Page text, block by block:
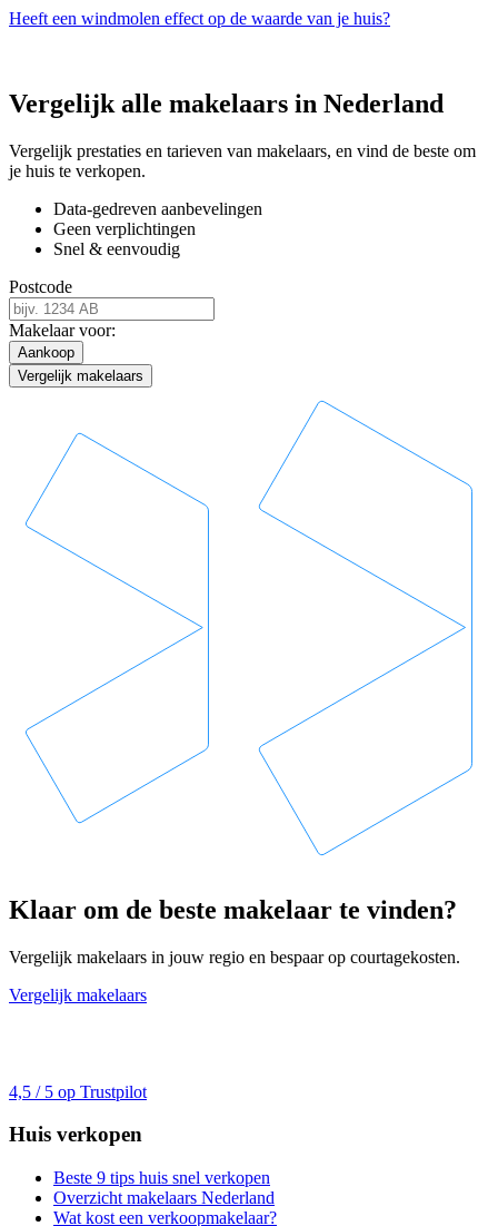
Heeft een windmolen effect op de waarde van je huis?
Vergelijk alle makelaars in Nederland
Vergelijk prestaties en tarieven van makelaars, en vind de beste om
je huis te verkopen.
Data-gedreven aanbevelingen
Geen verplichtingen
Snel & eenvoudig
Postcode
Makelaar voor:
Aankoop
Vergelijk makelaars
Klaar om de beste makelaar te vinden?
Vergelijk makelaars in jouw regio en bespaar op courtagekosten.
Vergelijk makelaars
4,5 / 5 op Trustpilot
Huis verkopen
Beste 9 tips huis snel verkopen
Overzicht makelaars Nederland
Wat kost een verkoopmakelaar?